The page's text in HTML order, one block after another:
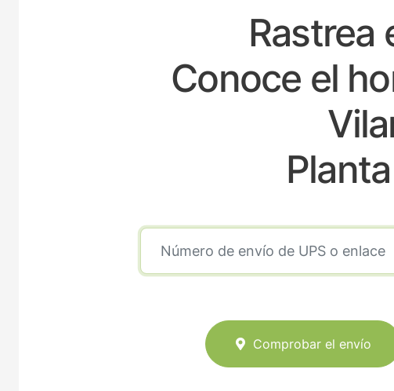
Rastrea
Conoce el
Comprobar el envío